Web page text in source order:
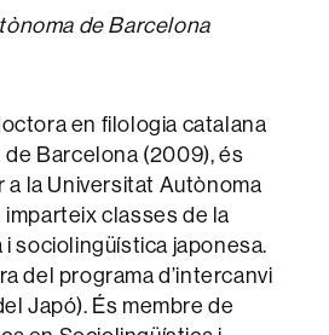
de Barcelona
en filologia catalana
Barcelona (2009), és
la Universitat Autònoma
classes de la
sociolingüística japonesa.
del programa d’intercanvi
Japó). És membre de